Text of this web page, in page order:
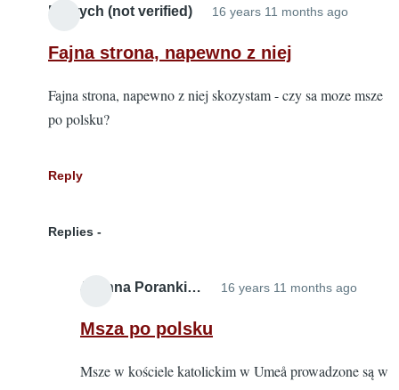
Fenrych (not verified) 16 years 11 months ago
Fajna strona, napewno z niej
Fajna strona, napewno z niej skozystam - czy sa moze msze
po polsku?
Reply
Replies
Joanna Poranki… 16 years 11 months ago
Fajna
Msza po polsku
Msze w kościele katolickim w Umeå prowadzone są w